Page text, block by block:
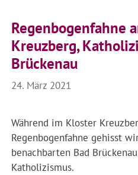
Regenbogenfahne
Kreuzberg,
Brückenau
24. März 2021
Während im Kloster
Regenbogenfahne gehisst
benachbarten Bad
Katholizismus.